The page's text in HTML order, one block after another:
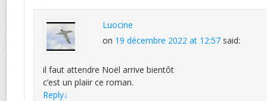
Luocine
on 19 décembre 2022 at 12:57 said:
il faut attendre Noël arrive bientôt
c’est un plaiir ce roman.
Reply↓